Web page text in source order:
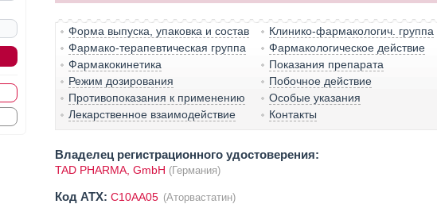
Форма выпуска, упаковка и состав
Клинико-фармакологич. группа
Фармако-терапевтическая группа
Фармакологическое действие
Фармакокинетика
Показания препарата
Режим дозирования
Побочное действие
Противопоказания к применению
Особые указания
Лекарственное взаимодействие
Контакты
Владелец регистрационного удостоверения:
TAD PHARMA, GmbH (Германия)
Код ATX: C10AA05 (Аторвастатин)